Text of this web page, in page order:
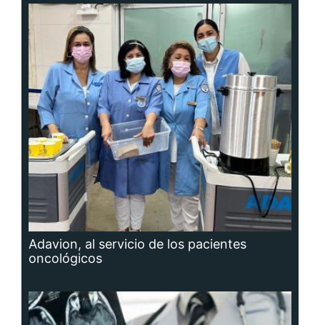
Adavion, al servicio de los pacientes
oncológicos